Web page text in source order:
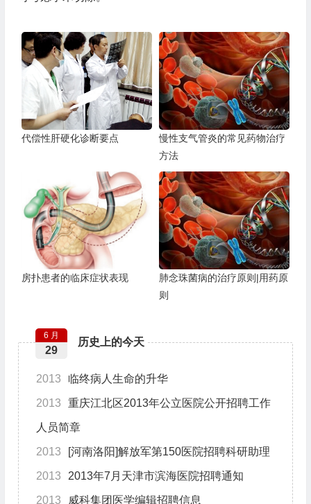
代偿性肝硬化诊断要点
慢性支气管炎的常见药物治疗
方法
房扑患者的临床症状表现
肺念珠菌病的治疗原则|用药原
则
历史上的今天
6 月
29
2013 临终病人生命的升华
2013 重庆江北区2013年公立医院公开招聘工作
人员简章
2013 [河南洛阳]解放军第150医院招聘科研助理
2013 2013年7月天津市滨海医院招聘通知
2013 威科集团医学编辑招聘信息